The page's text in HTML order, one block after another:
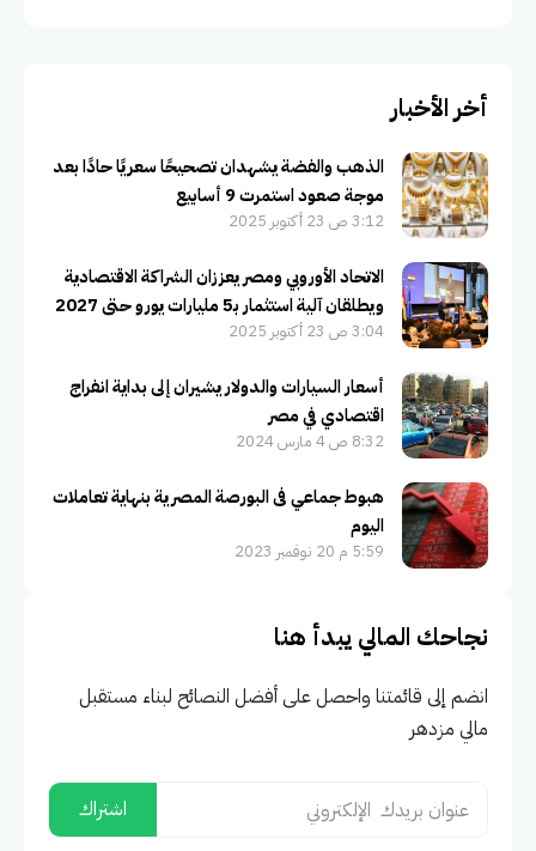
أخر الأخبار
الذهب والفضة يشهدان تصحيحًا سعريًا حادًا بعد
موجة صعود استمرت 9 أسابيع
3:12 ص 23 أكتوبر 2025
الاتحاد الأوروبي ومصر يعززان الشراكة الاقتصادية
ويطلقان آلية استثمار بـ5 مليارات يورو حتى 2027
3:04 ص 23 أكتوبر 2025
أسعار السيارات والدولار يشيران إلى بداية انفراج
اقتصادي في مصر
8:32 ص 4 مارس 2024
هبوط جماعي فى البورصة المصرية بنهاية تعاملات
اليوم
5:59 م 20 نوفمبر 2023
نجاحك المالي يبدأ هنا
انضم إلى قائمتنا واحصل على أفضل النصائح لبناء مستقبل
مالي مزدهر